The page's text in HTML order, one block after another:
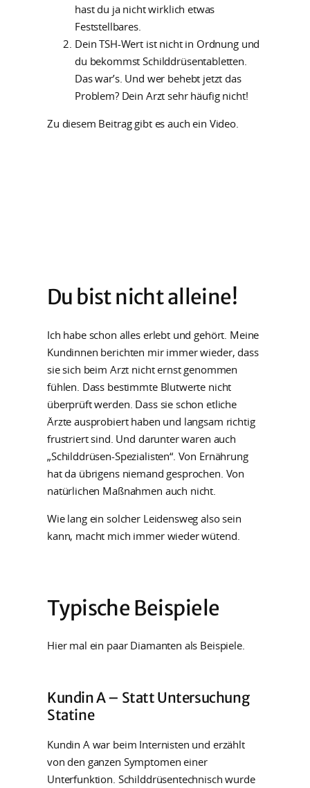
hast du ja nicht wirklich etwas
Feststellbares.
Dein TSH-Wert ist nicht in Ordnung und
du bekommst Schilddrüsentabletten.
Das war’s. Und wer behebt jetzt das
Problem? Dein Arzt sehr häufig nicht!
Zu diesem Beitrag gibt es auch ein Video.
Du bist nicht alleine!
Ich habe schon alles erlebt und gehört. Meine
Kundinnen berichten mir immer wieder, dass
sie sich beim Arzt nicht ernst genommen
fühlen. Dass bestimmte Blutwerte nicht
überprüft werden. Dass sie schon etliche
Ärzte ausprobiert haben und langsam richtig
frustriert sind. Und darunter waren auch
„Schilddrüsen-Spezialisten“. Von Ernährung
hat da übrigens niemand gesprochen. Von
natürlichen Maßnahmen auch nicht.
Wie lang ein solcher Leidensweg also sein
kann, macht mich immer wieder wütend.
Typische Beispiele
Hier mal ein paar Diamanten als Beispiele.
Kundin A – Statt Untersuchung
Statine
Kundin A war beim Internisten und erzählt
von den ganzen Symptomen einer
Unterfunktion. Schilddrüsentechnisch wurde